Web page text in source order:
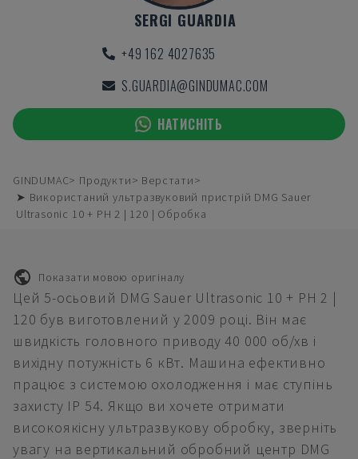
SERGI GUARDIA
+49 162 4027635
S.GUARDIA@GINDUMAC.COM
НАТИСНІТЬ
GINDUMAC Продукти
Верстати
➤ Використаний ультразвуковий пристрій DMG Sauer
Ultrasonic 10 + PH 2 | 120 | Обробка
Показати мовою оригіналу
Цей 5-осьовий DMG Sauer Ultrasonic 10 + PH 2 |
120 був виготовлений у 2009 році. Він має
швидкість головного приводу 40 000 об/хв і
вихідну потужність 6 кВт. Машина ефективно
працює з системою охолодження і має ступінь
захисту IP 54. Якщо ви хочете отримати
високоякісну ультразвукову обробку, зверніть
увагу на вертикальний обробний центр DMG